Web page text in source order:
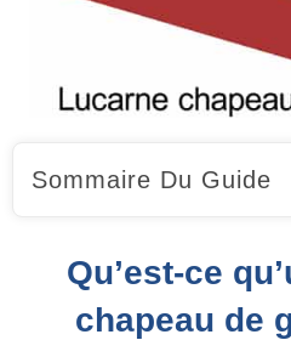
Sommaire Du Guide
Qu’est-ce
chapeau de